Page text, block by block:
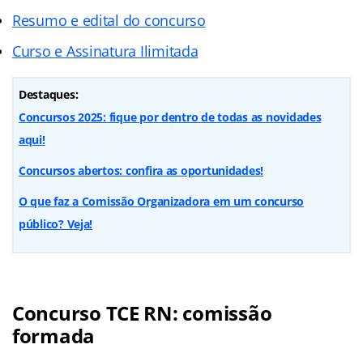
Resumo e edital do concurso
Curso e Assinatura Ilimitada
Destaques:
Concursos 2025: fique por dentro de todas as novidades
aqui!
Concursos abertos: confira as oportunidades!
O que faz a Comissão Organizadora em um concurso
público? Veja!
Concurso TCE RN: comissão
formada